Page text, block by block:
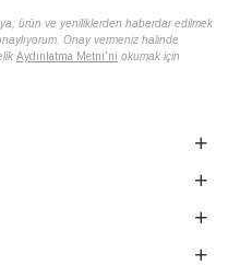
ürün ve yeniliklerden haberdar edilmek
Onay vermeniz halinde
Aydınlatma Metni'ni okumak için